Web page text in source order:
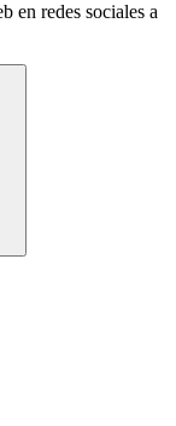
en redes sociales a